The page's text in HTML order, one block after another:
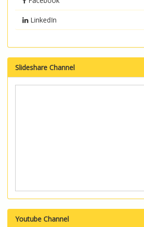
LinkedIn
Slideshare Channel
Youtube Channel